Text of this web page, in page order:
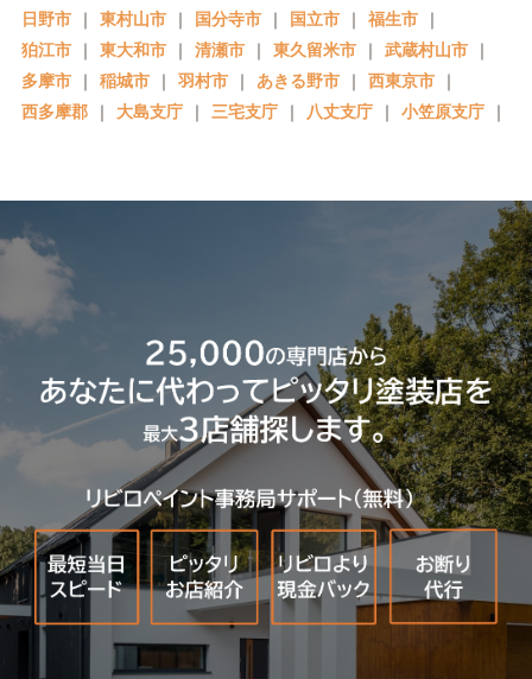
日野市 ｜ 東村山市 ｜ 国分寺市 ｜ 国立市 ｜ 福生市 ｜
狛江市 ｜ 東大和市 ｜ 清瀬市 ｜ 東久留米市 ｜ 武蔵村山市 ｜
多摩市 ｜ 稲城市 ｜ 羽村市 ｜ あきる野市 ｜ 西東京市 ｜
西多摩郡 ｜ 大島支庁 ｜ 三宅支庁 ｜ 八丈支庁 ｜ 小笠原支庁 ｜